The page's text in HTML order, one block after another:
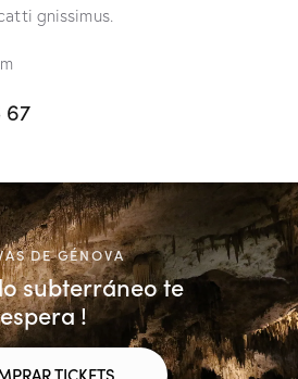
gnissimus.
67
DE GÉNOVA
subterráneo te
espera !